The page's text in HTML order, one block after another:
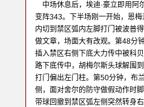
中场休息后，埃迪·豪立即用阿
变阵343。下半场刚一开始，恩
内切到禁区弧内左脚打门被波普
做文章，场面大有改观。第48分
插入禁区右侧下底大力传中被科
路下底传中，胡梅尔斯头球解围
打门偏出左门柱。第50分钟，布
侧，面对舍尔的防守做假动作时
带球回撤到禁区弧左侧突然转身